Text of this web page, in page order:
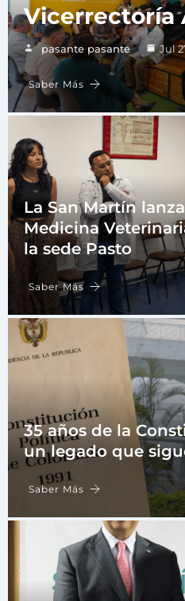
Vicerrectoría
pasante pasante Jul
Saber Más
La San Martín
Medicina
la sede Pasto
Saber Más
35 años de la
un legado que
Saber Más